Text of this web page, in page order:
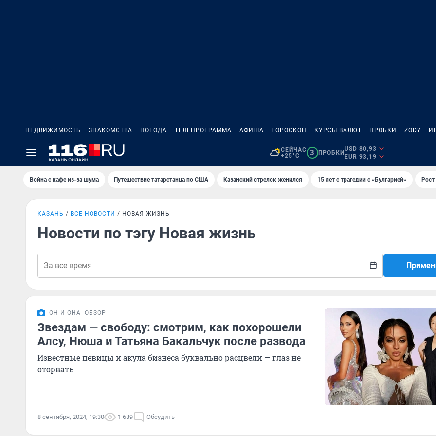
НЕДВИЖИМОСТЬ ЗНАКОМСТВА ПОГОДА ТЕЛЕПРОГРАММА АФИША ГОРОСКОП КУРСЫ ВАЛЮТ ПРОБКИ ZODY
СЕЙЧАС
+25°C
3 ПРОБКИ
USD 80,93
EUR 93,19
Война с кафе из-за шума Путешествие татарстанца по США Казанский стрелок женился 15 лет с трагедии с «Булгарией»
КАЗАНЬ ВСЕ НОВОСТИ НОВАЯ ЖИЗНЬ
Новости по тэгу Новая жизнь
ОН И ОНА ОБЗОР
Звездам — свободу: смотрим, как похорошели
Алсу, Нюша и Татьяна Бакальчук после развода
Известные певицы и акула бизнеса буквально расцвели — глаз не
оторвать
8 сентября, 2024, 19:30 1 689 Обсудить